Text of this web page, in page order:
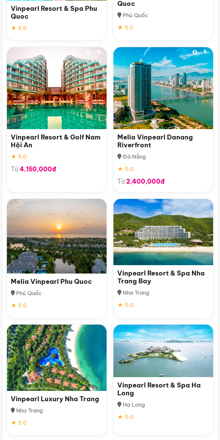
Vinpearl Resort & Spa Phu
Quoc
★ 5.0
Quoc
Phú Quốc
★ 5.0
Vinpearl Resort & Golf Nam
Hội An
★ 5.0
Từ4,150,000đ
Melia Vinpearl Danang
Riverfront
Đà Nẵng
★ 5.0
Từ2,400,000đ
Melia Vinpearl Phu Quoc
Phú Quốc
★ 5.0
Vinpearl Resort & Spa Nha
Trang Bay
Nha Trang
★ 5.0
Vinpearl Luxury Nha Trang
Nha Trang
★ 5.0
Vinpearl Resort & Spa Ha
Long
Hạ Long
★ 5.0